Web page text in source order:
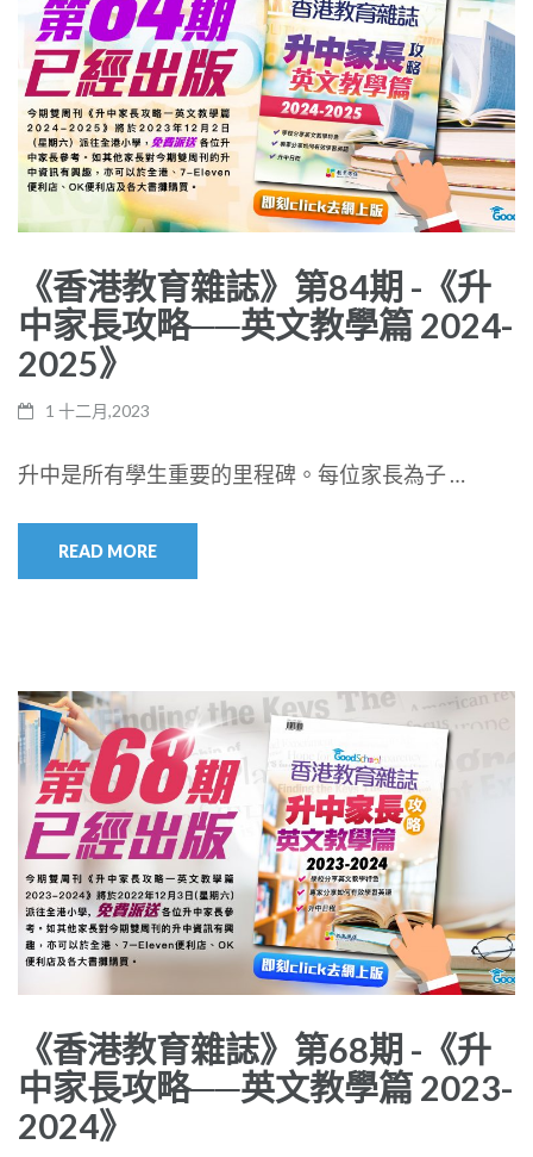
《香港教育雜誌》第84期 -《升
中家長攻略──英文教學篇 2024-
2025》
1 十二月,2023
升中是所有學生重要的里程碑。每位家長為子 …
READ MORE
《香港教育雜誌》第68期 -《升
中家長攻略──英文教學篇 2023-
2024》